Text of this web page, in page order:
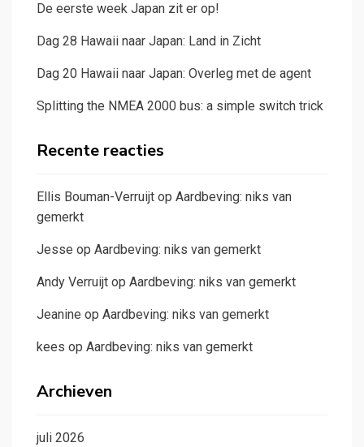
De eerste week Japan zit er op!
Dag 28 Hawaii naar Japan: Land in Zicht
Dag 20 Hawaii naar Japan: Overleg met de agent
Splitting the NMEA 2000 bus: a simple switch trick
Recente reacties
Ellis Bouman-Verruijt op Aardbeving: niks van
gemerkt
Jesse op Aardbeving: niks van gemerkt
Andy Verruijt op Aardbeving: niks van gemerkt
Jeanine op Aardbeving: niks van gemerkt
kees op Aardbeving: niks van gemerkt
Archieven
juli 2026